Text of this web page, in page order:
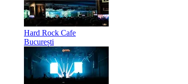
Hard Rock Cafe
București